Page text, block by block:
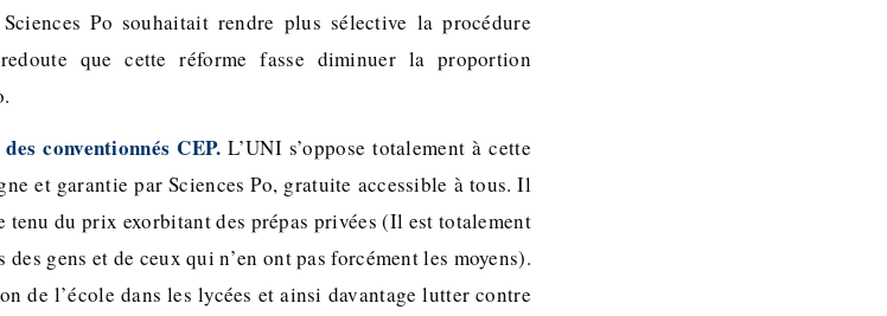
Po souhaitait rendre plus sélective la procédure
que cette réforme fasse diminuer la proportion
conventionnés CEP. L’UNI s’oppose totalement à cette
et garantie par Sciences Po, gratuite accessible à tous. Il
tenu du prix exorbitant des prépas privées (Il est totalement
gens et de ceux qui n’en ont pas forcément les moyens).
de l’école dans les lycées et ainsi davantage lutter contre